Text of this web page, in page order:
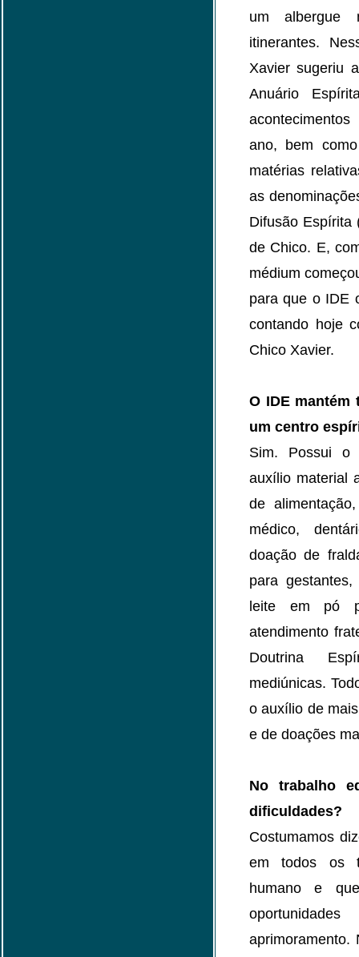
um albergue
itinerantes.
Xavier sugeriu
Anuário
ano, bem
matérias
as
Difusão Espírita
de Chico. E,
médium
para que o IDE
contando hoje
Chico Xavier.
O IDE mantém
um centro
Sim. Possui o
auxílio material
de
médico,
doação de
para
leite em pó
atendimento
Doutrina
mediúnicas.
o auxílio de
e de doações
No trabalho
dificuldades?
Costumamos
em todos os
humano e
aprimoramento.